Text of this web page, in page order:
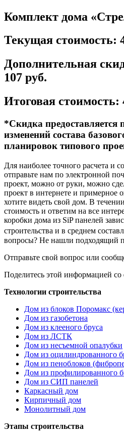
Комплект дома
Текущая стоимость:
Дополнительная
107 руб.
Итоговая стоимость:
*Скидка предоставляется
изменений состава
планировок типового
Для наиболее точного расчета и
отправьте нам по электронной
проект, можно от руки, можно
проект в интернете и примерное
хотите видеть свой дом. В
стоимость и ответим на все
коробки дома из SiP панелей
строительства и в среднем
вопросы? Не нашли подходящий
Отправьте свой вопрос или
Поделитесь этой информацией со
Технологии строительства
Дом из блоков Поромакс
Дом из газобетона
Дом из клееного бруса
Дом из ЛСТК
Дом из несъемной опалубки
Дом из оцилиндрованного
Дом из пеноблоков
Дом из профилированного
Дом из СИП панелей
Каркасный дом
Кирпичный дом
Монолитный дом
Этапы строительства